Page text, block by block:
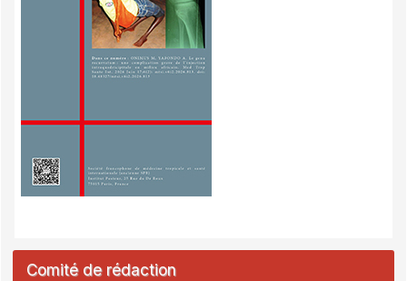
Comité de rédaction